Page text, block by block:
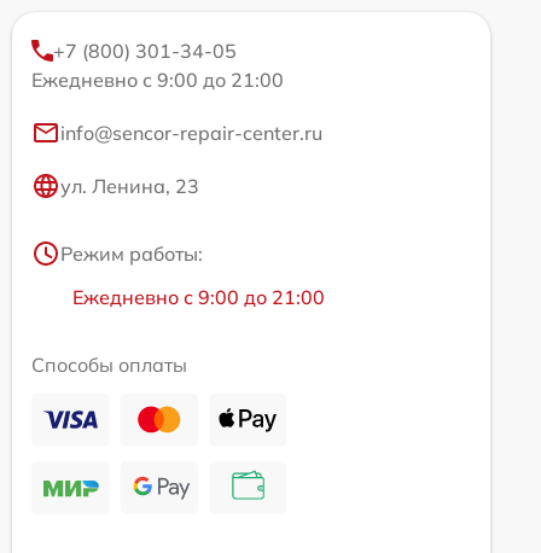
+7 (800) 301-34-05
Ежедневно с 9:00 до 21:00
info@sencor-repair-center.ru
ул. Ленина, 23
Режим работы:
Ежедневно с 9:00 до 21:00
Способы оплаты